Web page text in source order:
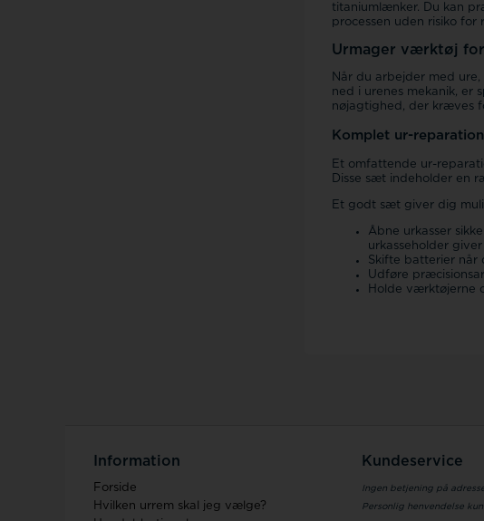
titaniumlænker. Du kan
processen uden risiko
Urmager værktøj
Når du arbejder med
ned i urenes mekanik, er
nøjagtighed, der kræves
Komplet ur-
Et omfattende ur-
Disse sæt indeholder en
Et godt sæt giver dig
Åbne urkasser
urkasseholder
Skifte batterier når
Udføre
Holde værktøjerne
Information
Forside
Hvilken urrem skal jeg vælge?
Kundeservice
Ingen betjening på
Personlig henvendelse